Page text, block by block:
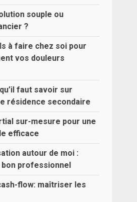
souple ou
?
à faire chez soi pour
vos douleurs
faut savoir sur
résidence secondaire
sur-mesure pour une
efficace
autour de moi :
professionnel
flow: maîtriser les